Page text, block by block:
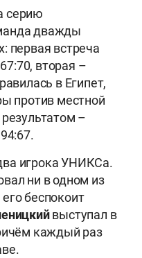
серию
дважды
первая встреча
вторая –
в Египет,
против местной
–
игрока УНИКСа.
ни в одном из
беспокоит
выступал в
каждый раз